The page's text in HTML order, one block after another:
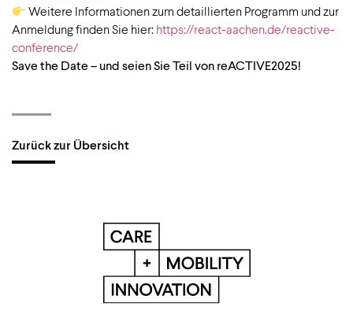
Weitere Informationen zum detaillierten Programm und zur
Anmeldung finden Sie hier: https://react-aachen.de/reactive-
conference/
Save the Date – und seien Sie Teil von reACTIVE2025!
Zurück zur Übersicht